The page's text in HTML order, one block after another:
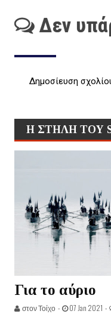
Δεν
Δημοσίευση
Η ΣΤΗΛΗ ΤΟΥ
Για το αύριο
στον Τοίχο - 07 Jan 2021 -